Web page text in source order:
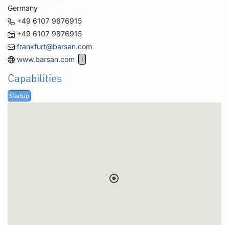
Germany
+49 6107 9876915
+49 6107 9876915
frankfurt@barsan.com
www.barsan.com
Capabilities
Startup